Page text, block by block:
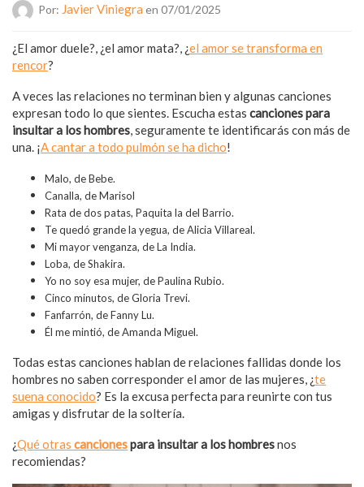
Por: Javier Viniegra en 07/01/2025
¿El amor duele?, ¿el amor mata?, ¿el amor se transforma en
rencor?
A veces las relaciones no terminan bien y algunas canciones
expresan todo lo que sientes. Escucha estas canciones para
insultar a los hombres, seguramente te identificarás con más de
una. ¡A cantar a todo pulmón se ha dicho!
Malo, de Bebe.
Canalla, de Marisol
Rata de dos patas, Paquita la del Barrio.
Te quedó grande la yegua, de Alicia Villareal.
Mi mayor venganza, de La India.
Loba, de Shakira.
Yo no soy esa mujer, de Paulina Rubio.
Cinco minutos, de Gloria Trevi.
Fanfarrón, de Fanny Lu.
Él me mintió, de Amanda Miguel.
Todas estas canciones hablan de relaciones fallidas donde los
hombres no saben corresponder el amor de las mujeres, ¿te
suena conocido? Es la excusa perfecta para reunirte con tus
amigas y disfrutar de la soltería.
¿Qué otras cancionespara insultar a los hombresnos
recomiendas?